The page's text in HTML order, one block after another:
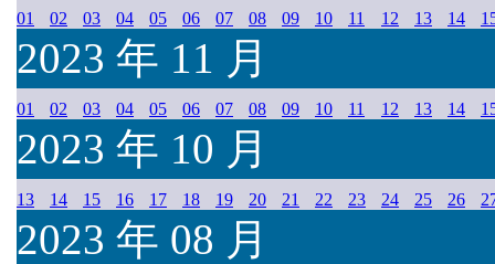
01 02 03 04 05 06 07 08 09 10 11 12 13 14
2023 年 11 月
01 02 03 04 05 06 07 08 09 10 11 12 13 14
2023 年 10 月
13 14 15 16 17 18 19 20 21 22 23 24 25 26
2023 年 08 月